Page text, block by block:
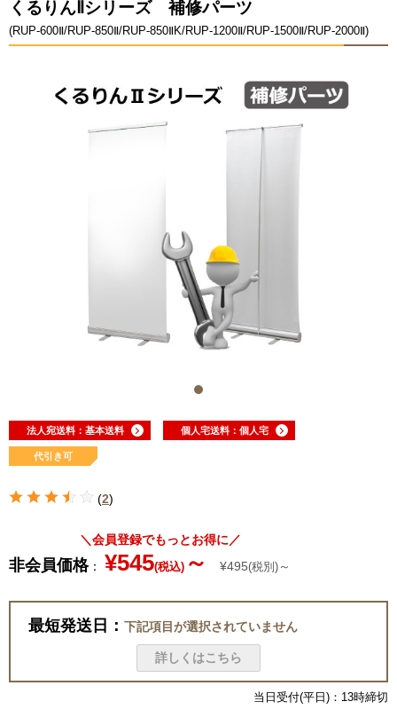
くるりんⅡシリーズ 補修パーツ
(RUP-600Ⅱ/RUP-850Ⅱ/RUP-850ⅡK/RUP-1200Ⅱ/RUP-1500Ⅱ/RUP-2000Ⅱ)
法人宛送料：基本送料 個人宅送料：個人宅
代引き可
(2)
＼会員登録でもっとお得に／
非会員価格： ¥545(税込) ～ ¥495(税別) ～
最短発送日： 下記項目が選択されていません
詳しくはこちら
当日受付(平日)：13時締切